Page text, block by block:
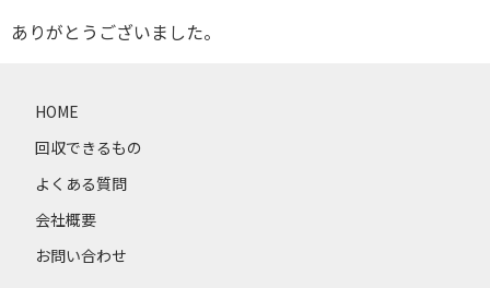
ありがとうございました。
HOME
回収できるもの
よくある質問
会社概要
お問い合わせ